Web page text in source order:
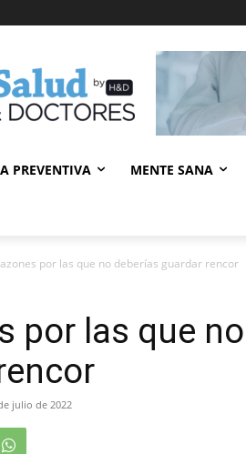
PREVENTIVA MENTE SANA
por las que no deberías guardar rencor
por las que
julio de 2022